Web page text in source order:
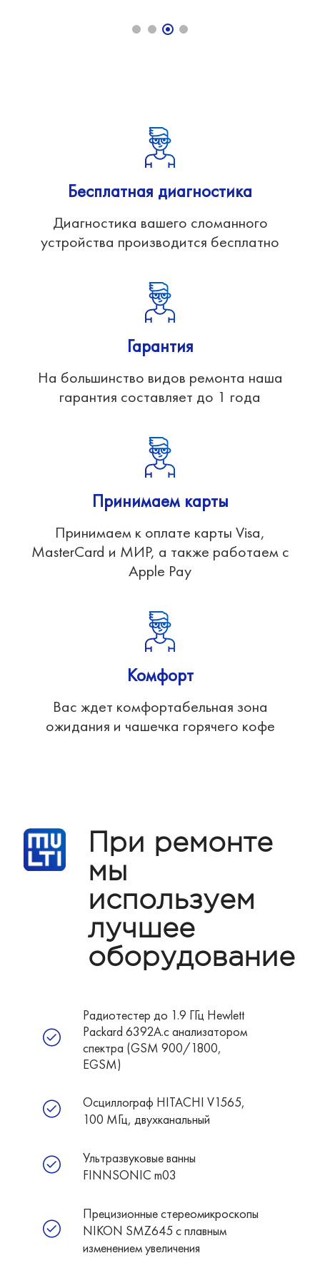
Бесплатная диагностика
Диагностика вашего сломанного
устройства производится бесплатно
Гарантия
На большинство видов ремонта наша
гарантия составляет до 1 года
Принимаем карты
Принимаем к оплате карты Visa,
MasterCard и МИР, а также работаем с
Apple Pay
Комфорт
Вас ждет комфортабельная зона
ожидания и чашечка горячего кофе
При ремонте
мы
используем
лучшее
оборудование
Радиотестер до 1.9 ГГц Hewlett
Packard 6392A.с анализатором
спектра (GSM 900/1800,
EGSM)
Осциллограф HITACHI V1565,
100 МГц, двухканальный
Ультразвуковые ванны
FINNSONIC m03
Прецизионные стереомикроскопы
NIKON SMZ645 c плавным
изменением увеличения